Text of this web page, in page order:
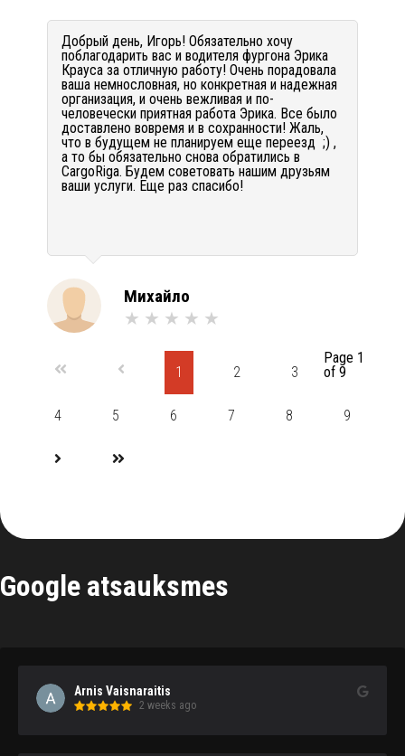
Добрый день, Игорь! Обязательно хочу
поблагодарить вас и водителя фургона Эрика
Крауса за отличную работу! Очень порадовала
ваша немнословная, но конкретная и надежная
организация, и очень вежливая и по-
человечески приятная работа Эрика. Все было
доставлено вовремя и в сохранности! Жаль,
что в будущем не планируем еще переезд ;) ,
а то бы обязательно снова обратились в
CargoRiga. Будем советовать нашим друзьям
ваши услуги. Еще раз спасибо!
Михайло
1 2 3
4 5 6 7 8 9
Page 1
of 9
Google atsauksmes
Arnis Vaisnaraitis
2 weeks ago